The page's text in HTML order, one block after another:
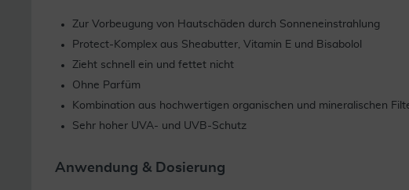
Zur Vorbeugung von Hautschäden durch Sonneneinstrahlung
Protect-Komplex aus Sheabutter, Vitamin E und Bisabolol
Zieht schnell ein und fettet nicht
Ohne Parfüm
Kombination aus hochwertigen organischen und mineralischen
Sehr hoher UVA- und UVB-Schutz
Anwendung & Dosierung